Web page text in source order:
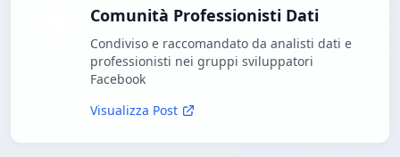
Comunità Professionisti Dati
Condiviso e raccomandato da analisti dati e
professionisti nei gruppi sviluppatori
Facebook
Visualizza Post